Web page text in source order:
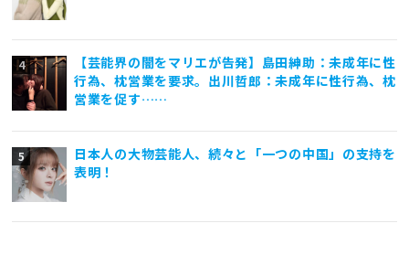
【芸能界の闇をマリエが告発】島田紳助：未成年に性
行為、枕営業を要求。出川哲郎：未成年に性行為、枕
営業を促す……
日本人の大物芸能人、続々と「一つの中国」の支持を
表明！